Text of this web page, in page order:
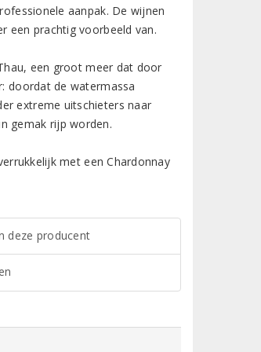
aanpak. De wijnen
een prachtig voorbeeld van.
een groot meer dat door
doordat de watermassa
extreme uitschieters naar
gemak rijp worden.
met een Chardonnay
deze producent